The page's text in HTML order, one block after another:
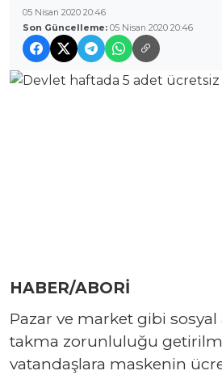
05 Nisan 2020 20:46
Son Güncelleme: 05 Nisan 2020 20:46
HABER/ABORİ
Pazar ve market gibi
takma zorunluluğu
vatandaşlara maskenin